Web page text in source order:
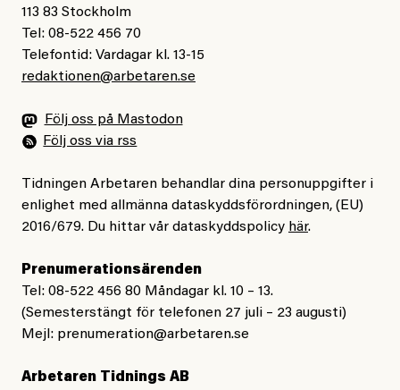
113 83 Stockholm
Tel: 08-522 456 70
Telefontid: Vardagar kl. 13-15
redaktionen@arbetaren.se
Följ oss på Mastodon
Följ oss via rss
Tidningen Arbetaren behandlar dina personuppgifter i
enlighet med allmänna dataskyddsförordningen, (EU)
2016/679. Du hittar vår dataskyddspolicy här.
Prenumerationsärenden
Tel: 08-522 456 80 Måndagar kl. 10 – 13.
(Semesterstängt för telefonen 27 juli – 23 augusti)
Mejl: prenumeration@arbetaren.se
Arbetaren Tidnings AB